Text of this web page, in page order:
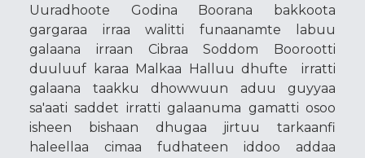
Uuradhoote Godina Boorana bakkoota
gargaraa irraa walitti funaanamte labuu
galaana irraan Cibraa Soddom Boorootti
duuluuf karaa Malkaa Halluu dhufte irratti
galaana taakku dhowwuun aduu guyyaa
sa'aati saddet irratti galaanuma gamatti osoo
isheen bishaan dhugaa jirtuu tarkaanfi
haleellaa cimaa fudhateen iddoo addaa